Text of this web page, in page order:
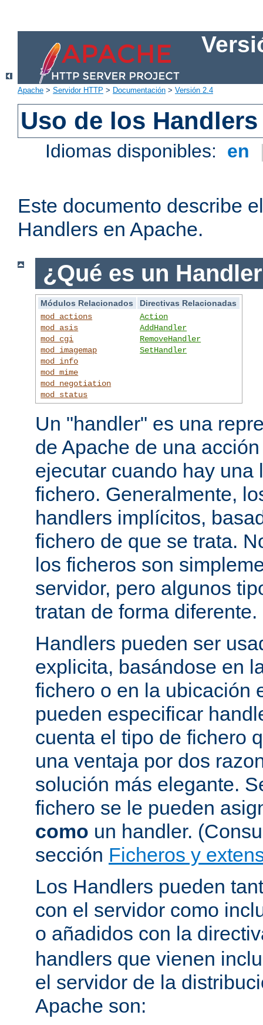
Apache > Servidor HTTP > Documentación > Versión 2.4
Uso de los
Idiomas disponibles: en
Este documento describe
Handlers en Apache.
¿Qué es un
Módulos Relacionados
Directivas Relacionadas
mod_actions
mod_asis
mod_cgi
mod_imagemap
mod_info
mod_mime
mod_negotiation
mod_status
Action
AddHandler
RemoveHandler
SetHandler
Un "handler" es una
de Apache de una
ejecutar cuando hay una
fichero. Generalmente,
handlers implícitos,
fichero de que se trata.
los ficheros son
servidor, pero algunos
tratan de forma diferente.
Handlers pueden ser
explicita, basándose en
fichero o en la ubicación
pueden especificar
cuenta el tipo de fichero
una ventaja por dos
solución más elegante.
fichero se le pueden
como un handler.
sección Ficheros y
Los Handlers pueden
con el servidor como
o añadidos con la
handlers que vienen
el servidor de la
Apache son: